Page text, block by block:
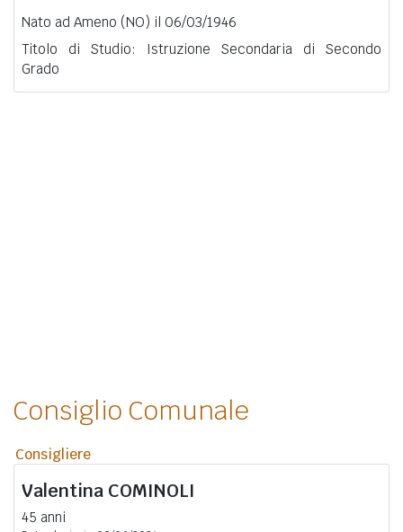
Nato ad Ameno (NO) il 06/03/1946
Titolo di Studio: Istruzione Secondaria di Secondo
Grado
Consiglio Comunale
Consigliere
Valentina COMINOLI
45 anni